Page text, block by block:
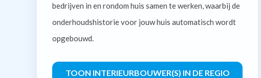
bedrijven in en rondom huis samen te werken, waarbij de
onderhoudshistorie voor jouw huis automatisch wordt
opgebouwd.
TOON INTERIEURBOUWER(S) IN DE REGIO